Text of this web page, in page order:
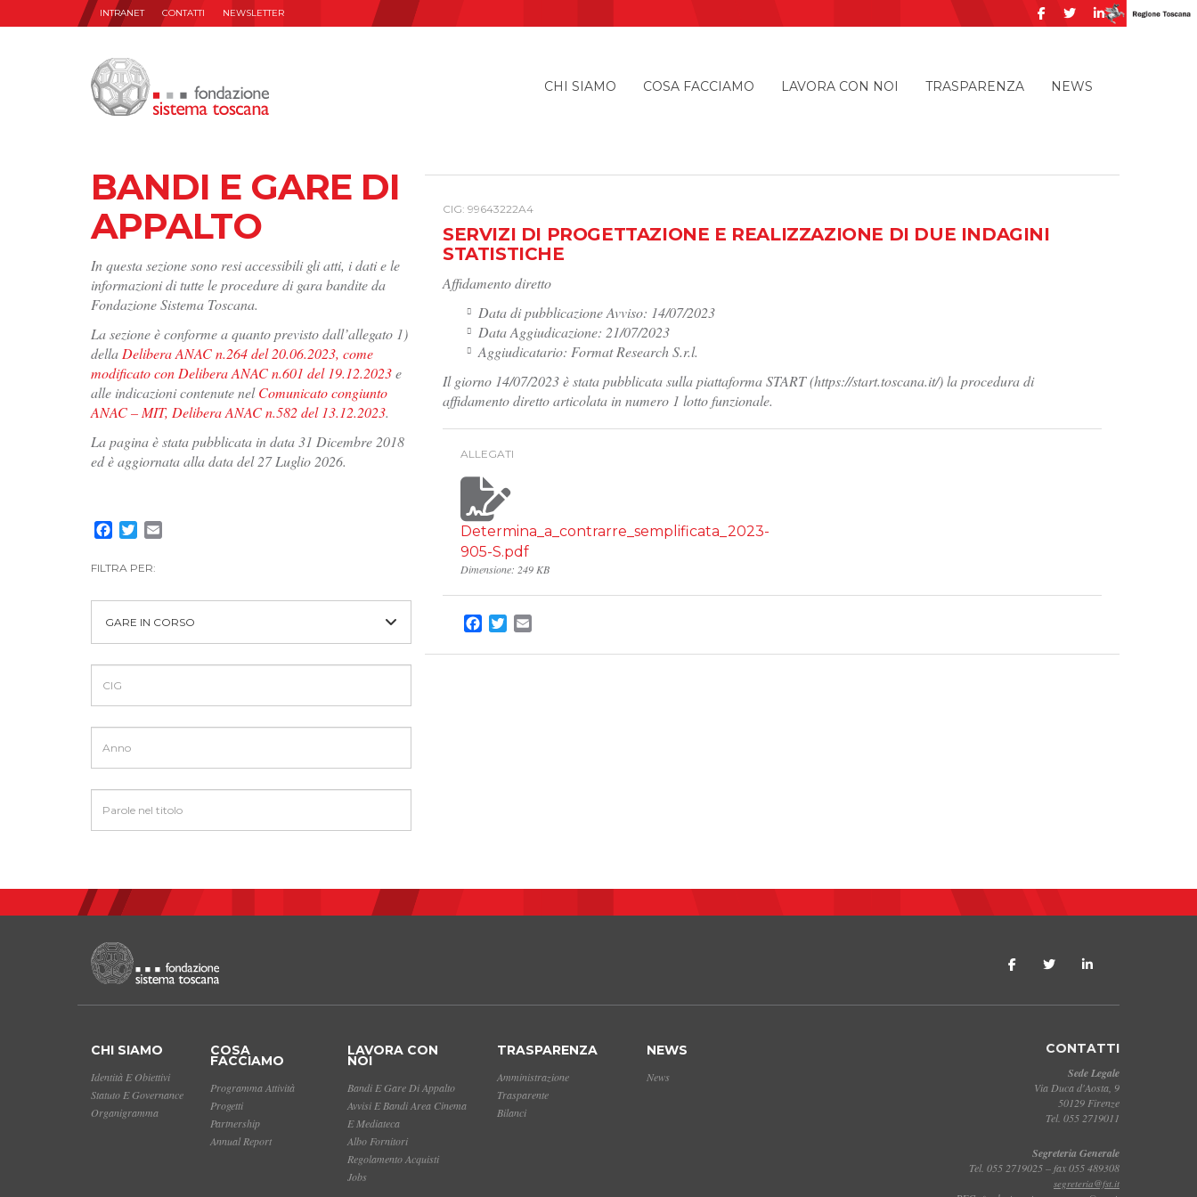
INTRANET CONTATTI NEWSLETTER
CHI SIAMO COSA FACCIAMO LAVORA CON NOI TRASPARENZA NEWS
BANDI E GARE DI
APPALTO
In questa sezione sono resi accessibili gli atti, i dati e le
informazioni di tutte le procedure di gara bandite da
Fondazione Sistema Toscana.
La sezione è conforme a quanto previsto dall’allegato 1)
della Delibera ANAC n.264 del 20.06.2023, come
modificato con Delibera ANAC n.601 del 19.12.2023e
alle indicazioni contenute nelComunicato congiunto
ANAC – MIT, Delibera ANAC n.582 del 13.12.2023.
La pagina è stata pubblicata in data 31 Dicembre 2018
ed è aggiornata alla data del 27 Luglio 2026.
Facebook
Twitter
FILTRA PER:
GARE IN CORSO
CIG: 99643222A4
SERVIZI DI PROGETTAZIONE E REALIZZAZIONE DI DUE INDAGINI
STATISTICHE
Affidamento diretto
Data di pubblicazione Avviso: 14/07/2023
Data Aggiudicazione: 21/07/2023
Aggiudicatario: Format Research S.r.l.
Il giorno 14/07/2023 è stata pubblicata sulla piattaforma START (https://start.toscana.it/) la procedura di
affidamento diretto articolata in numero 1 lotto funzionale.
ALLEGATI
Determina_a_contrarre_semplificata_2023-
905-S.pdf
Dimensione: 249 KB
Facebook
Twitter
CHI SIAMO
Identità E Obiettivi
Statuto E Governance
Organigramma
COSA
FACCIAMO
Programma Attività
Progetti
Partnership
Annual Report
LAVORA CON
NOI
Bandi E Gare Di Appalto
Avvisi E Bandi Area Cinema
E Mediateca
Albo Fornitori
Regolamento Acquisti
Jobs
TRASPARENZA
Amministrazione
Trasparente
Bilanci
NEWS
News
CONTATTI
Sede Legale
Via Duca d'Aosta, 9
50129 Firenze
Tel. 055 2719011
Segreteria Generale
Tel. 055 2719025 – fax 055 489308
segreteria@fst.it